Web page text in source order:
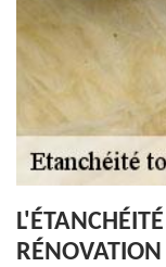
RÉNOVATION